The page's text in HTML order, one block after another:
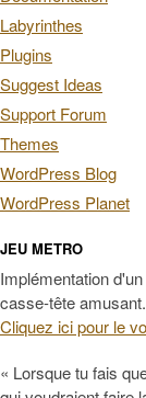
Labyrinthes
Plugins
Suggest Ideas
Support Forum
Themes
WordPress Blog
WordPress Planet
JEU METRO
Implémentation d'un
casse-tête amusant.
Cliquez ici pour le
« Lorsque tu fais